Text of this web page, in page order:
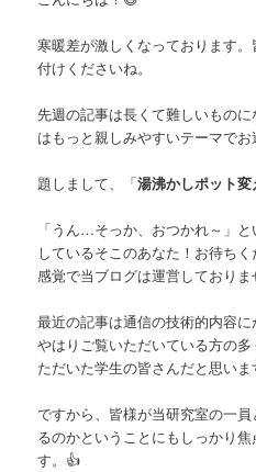
寒暖差が激しくなっております
付けくださいね。
先週の記事は長くて難しいもの
はもっと親しみやすいテーマでお
題しまして、「湯沸かしポット変
「うん…そっか、おつかれ～」
しているそこのあなた！お待ち
感覚で当ブログは運営しており
最近の記事は通信の技術的内容に
やはりご覧いただいている方の
ただいた学生の皆さんだと思いま
ですから、皆様が当研究室の一
るのかということにもしっかり
す。👍